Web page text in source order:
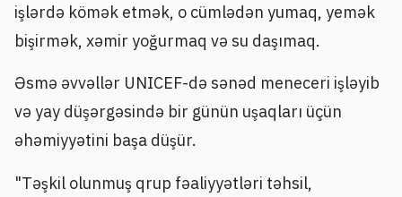
işlərdə kömək etmək, o cümlədən yumaq, yemək
bişirmək, xəmir yoğurmaq və su daşımaq.
Əsmə əvvəllər UNICEF-də sənəd meneceri işləyib
və yay düşərgəsində bir günün uşaqları üçün
əhəmiyyətini başa düşür.
"Təşkil olunmuş qrup fəaliyyətləri təhsil,